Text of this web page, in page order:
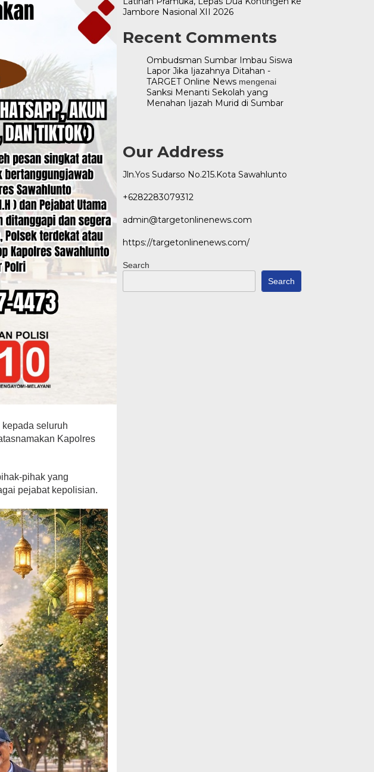
seluruh
Kapolres
pihak yang
pejabat kepolisian.
Jambore Nasional XII 2026
Recent Comments
Ombudsman Sumbar Imbau Siswa
Lapor Jika Ijazahnya Ditahan -
TARGET Online Newsmengenai
Sanksi Menanti Sekolah yang
Menahan Ijazah Murid di Sumbar
Our Address
Jln.Yos Sudarso No.215.Kota Sawahlunto
+6282283079312
admin@targetonlinenews.com
https://targetonlinenews.com/
Search
Search